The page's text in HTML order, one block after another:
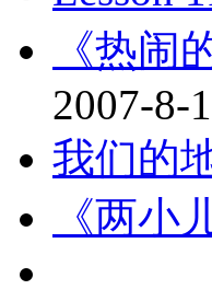
《热
2007-8-
我们的
《两小